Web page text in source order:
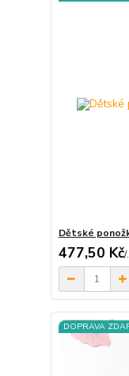
Dětské
477,50 Kč/.
DOPRAVA